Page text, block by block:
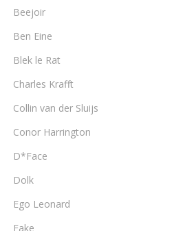
Beejoir
Ben Eine
Blek le Rat
Charles Krafft
Collin van der Sluijs
Conor Harrington
D*Face
Dolk
Ego Leonard
Fake